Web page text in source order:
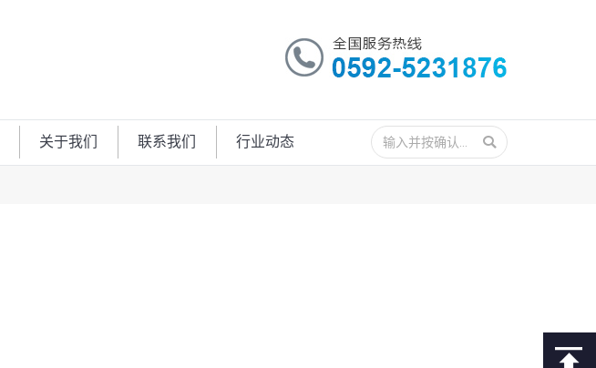
关于我们 联系我们 行业动态
搜
索：